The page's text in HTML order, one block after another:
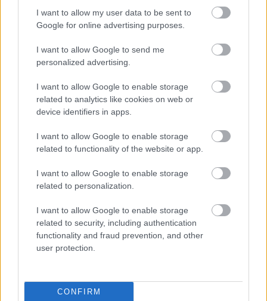
I want to allow my user data to be sent to
Google for online advertising purposes.
I want to allow Google to send me
personalized advertising.
I want to allow Google to enable storage
related to analytics like cookies on web or
device identifiers in apps.
I want to allow Google to enable storage
related to functionality of the website or app.
I want to allow Google to enable storage
related to personalization.
I want to allow Google to enable storage
related to security, including authentication
functionality and fraud prevention, and other
user protection.
CONFIRM
1 napja
MotoGP: Bezzecchi közel egy másodpercet javított a
körrekordon
1 napja